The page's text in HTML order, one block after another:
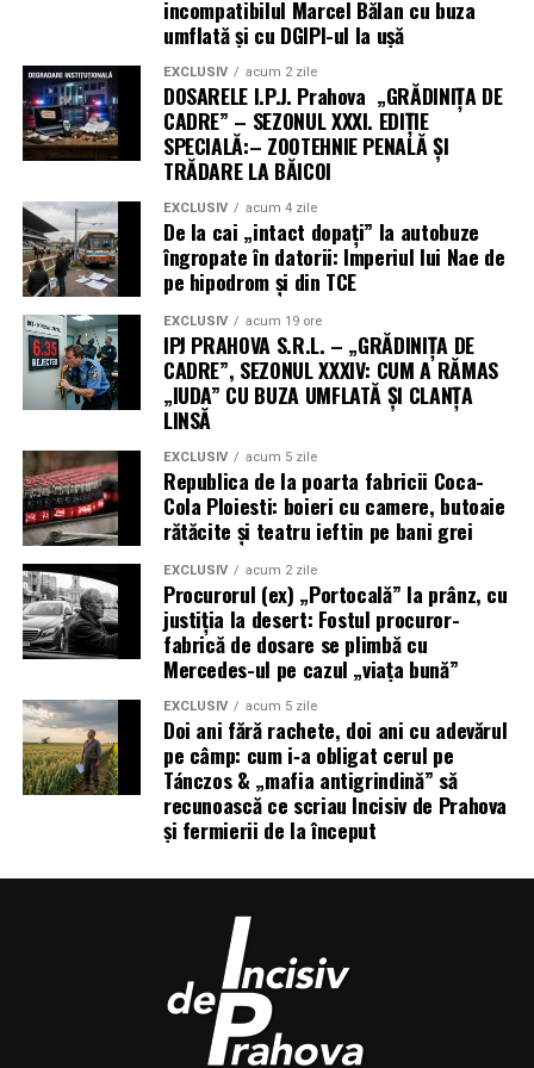
Restul e doar argint în nori, plumb în minciuni și o
tăcere tot mai greu de apărat în instituțiile care au fost
prinse, de data asta, nu doar cu rachetele în nori, ci și cu
legea călcată în picioare.
Consultati arhiva: (aici),
(aici),
(aici), (aici), (aici), (aici), (aici), (aici), (AICI),
(aici), (aici), (aici), (aici), (aici), (aici), (aici),
(aici), (aici), (aici),(aici), (aici), (aici), (aici),
(aici),(aici),(aici), (aici), (aici),
reveni. (Cristina T.).
incompatibilul Marcel Bălan cu buza
umflată și cu DGIPI-ul la ușă
EXCLUSIV acum 2 zile
DOSARELE I.P.J. Prahova „GRĂDINIȚA DE
CADRE” – SEZONUL XXXI. EDIȚIE
SPECIALĂ:– ZOOTEHNIE PENALĂ ȘI
TRĂDARE LA BĂICOI
EXCLUSIV acum 4 zile
De la cai „intact dopați” la autobuze
îngropate în datorii: Imperiul lui Nae de
pe hipodrom și din TCE
EXCLUSIV acum 19 ore
IPJ PRAHOVA S.R.L. – „GRĂDINIȚA DE
CADRE”, SEZONUL XXXIV: CUM A RĂMAS
„IUDA” CU BUZA UMFLATĂ ȘI CLANȚA
LINSĂ
EXCLUSIV acum 5 zile
Republica de la poarta fabricii Coca-
Cola Ploiesti: boieri cu camere, butoaie
rătăcite și teatru ieftin pe bani grei
EXCLUSIV acum 2 zile
Procurorul (ex) „Portocală” la prânz, cu
justiția la desert: Fostul procuror-
fabrică de dosare se plimbă cu
Mercedes-ul pe cazul „viața bună”
EXCLUSIV acum 5 zile
Doi ani fără rachete, doi ani cu adevărul
pe câmp: cum i‑a obligat cerul pe
Tánczos & „mafia antigrindină” să
recunoască ce scriau Incisiv de Prahova
și fermierii de la început